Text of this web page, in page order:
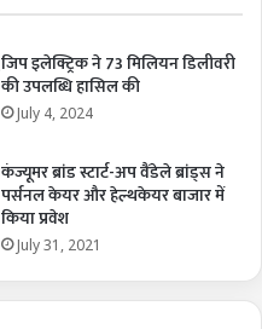
जि़प इलेक्ट्रिक ने 73 मिलियन डिलीवरी
की उपलब्धि हासिल की
July 4, 2024
कंज्यूमर ब्रांड स्टार्ट-अप वैंडेले ब्रांड्स ने
पर्सनल केयर और हेल्थकेयर बाजार में
किया प्रवेश
July 31, 2021